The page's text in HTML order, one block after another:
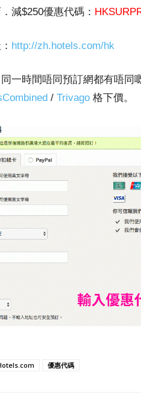
減$250優惠代碼：
http://zh.hotels.com/hk
一時間唔同預訂網都有唔同
/ Trivago 格下價。
優惠代碼